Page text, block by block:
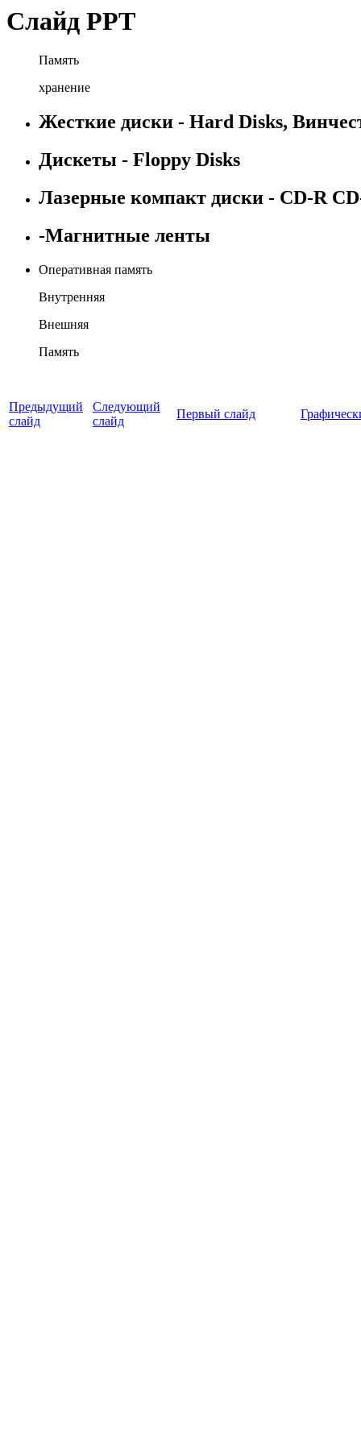
Слайд PPT
Память
хранение
Жесткие диски - Hard Disks,
Дискеты - Floppy Disks
Лазерные компакт диски - CD-R
-Магнитные ленты
Оперативная память
Внутренняя
Внешняя
Память
Предыдущий
слайд
Следующий
слайд
Первый слайд